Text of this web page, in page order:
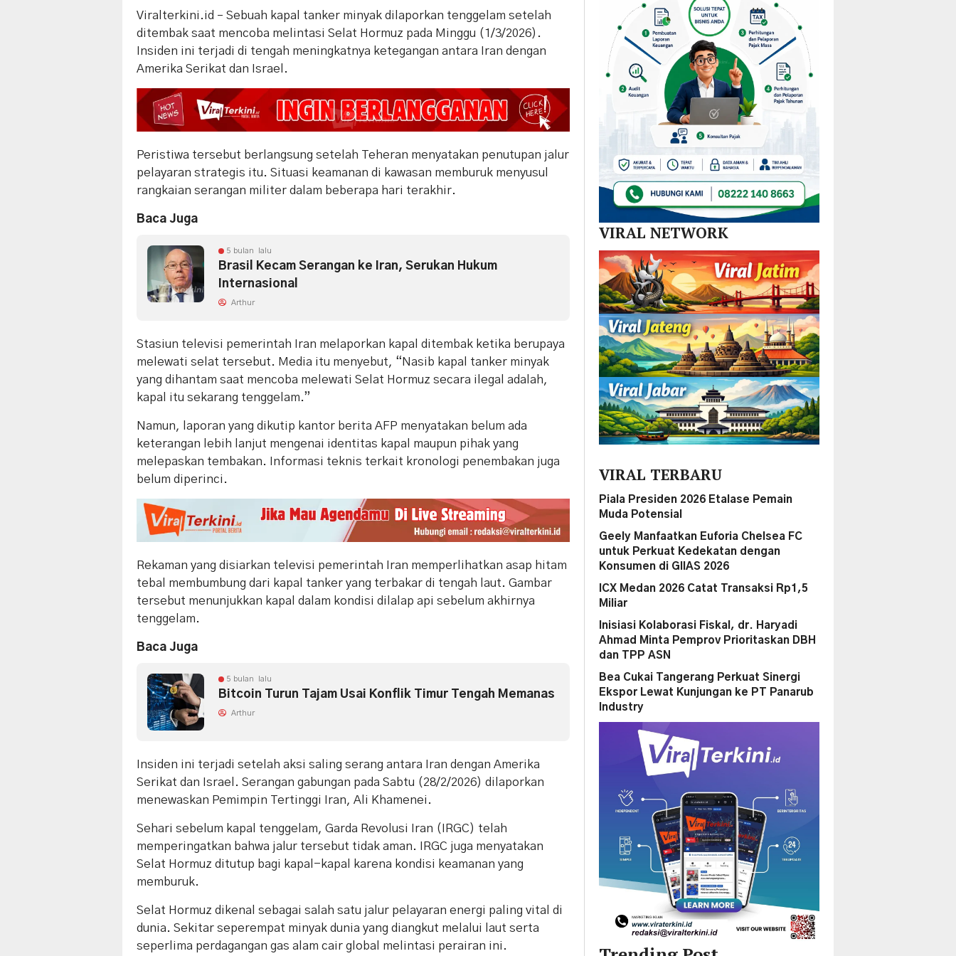
Viralterkini.id – Sebuah kapal tanker minyak dilaporkan tenggelam setelah
ditembak saat mencoba melintasi Selat Hormuz pada Minggu (1/3/2026).
Insiden ini terjadi di tengah meningkatnya ketegangan antara Iran dengan
Amerika Serikat dan Israel.
Peristiwa tersebut berlangsung setelah Teheran menyatakan penutupan jalur
pelayaran strategis itu. Situasi keamanan di kawasan memburuk menyusul
rangkaian serangan militer dalam beberapa hari terakhir.
Baca Juga
5 bulan lalu
Brasil Kecam Serangan ke Iran, Serukan Hukum
Internasional
Arthur
Stasiun televisi pemerintah Iran melaporkan kapal ditembak ketika berupaya
melewati selat tersebut. Media itu menyebut, “Nasib kapal tanker minyak
yang dihantam saat mencoba melewati Selat Hormuz secara ilegal adalah,
kapal itu sekarang tenggelam.”
Namun, laporan yang dikutip kantor berita AFP menyatakan belum ada
keterangan lebih lanjut mengenai identitas kapal maupun pihak yang
melepaskan tembakan. Informasi teknis terkait kronologi penembakan juga
belum diperinci.
Rekaman yang disiarkan televisi pemerintah Iran memperlihatkan asap hitam
tebal membumbung dari kapal tanker yang terbakar di tengah laut. Gambar
tersebut menunjukkan kapal dalam kondisi dilalap api sebelum akhirnya
tenggelam.
Baca Juga
5 bulan lalu
Bitcoin Turun Tajam Usai Konflik Timur Tengah Memanas
Arthur
Insiden ini terjadi setelah aksi saling serang antara Iran dengan Amerika
Serikat dan Israel. Serangan gabungan pada Sabtu (28/2/2026) dilaporkan
menewaskan Pemimpin Tertinggi Iran, Ali Khamenei.
Sehari sebelum kapal tenggelam, Garda Revolusi Iran (IRGC) telah
memperingatkan bahwa jalur tersebut tidak aman. IRGC juga menyatakan
Selat Hormuz ditutup bagi kapal-kapal karena kondisi keamanan yang
memburuk.
Selat Hormuz dikenal sebagai salah satu jalur pelayaran energi paling vital di
dunia. Sekitar seperempat minyak dunia yang diangkut melalui laut serta
seperlima perdagangan gas alam cair global melintasi perairan ini.
Nikel
dan
SPBE
Tim
Gabungan
Lintas
Sektor
VIRAL NETWORK
VIRAL TERBARU
Piala Presiden 2026 Etalase Pemain
Muda Potensial
Geely Manfaatkan Euforia Chelsea FC
untuk Perkuat Kedekatan dengan
Konsumen di GIIAS 2026
ICX Medan 2026 Catat Transaksi Rp1,5
Miliar
Inisiasi Kolaborasi Fiskal, dr. Haryadi
Ahmad Minta Pemprov Prioritaskan DBH
dan TPP ASN
Bea Cukai Tangerang Perkuat Sinergi
Ekspor Lewat Kunjungan ke PT Panarub
Industry